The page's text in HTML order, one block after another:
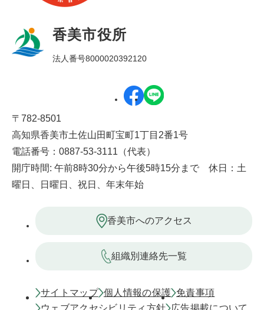
香美市役所
法人番号8000020392120
〒782-8501
高知県香美市土佐山田町宝町1丁目2番1号
電話番号：0887-53-3111（代表）
開庁時間: 午前8時30分から午後5時15分まで 休日：土
曜日、日曜日、祝日、年末年始
香美市へのアクセス
組織別連絡先一覧
サイトマップ 個人情報の保護 免責事項
ウェブアクセシビリティ方針
広告掲載について